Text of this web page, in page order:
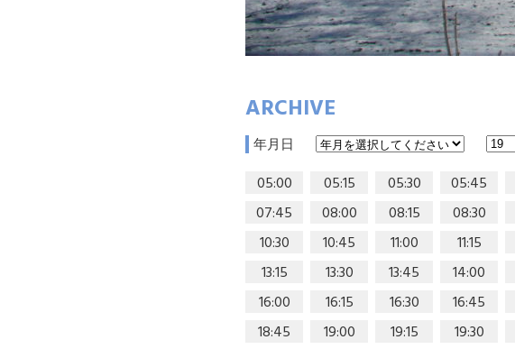
ARCHIVE
年月日
05:00 05:15 05:30 05:45
07:45
08:00 08:15 08:30
10:30
10:45 11:00 11:15
13:15
13:30 13:45 14:00
16:00
16:15 16:30 16:45
18:45
19:00 19:15 19:30